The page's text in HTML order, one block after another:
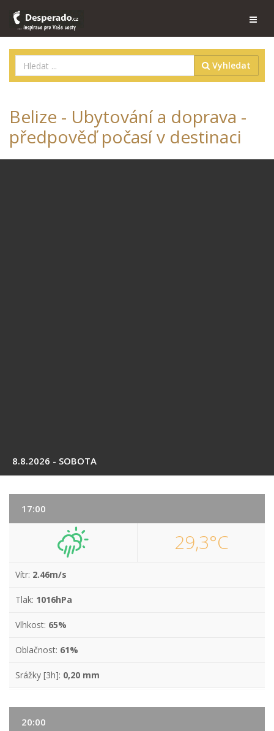
Vyhledat
Belize - Ubytování a doprava -
předpověď počasí v destinaci
8.8.2026 - SOBOTA
17:00
29,3°C
Vítr: 2.46m/s
Tlak: 1016hPa
Vlhkost: 65%
Oblačnost: 61%
Srážky [3h]: 0,20 mm
20:00